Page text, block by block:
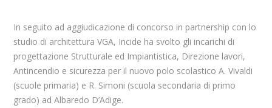
In seguito ad aggiudicazione di concorso in partnership con lo
studio di architettura VGA, Incide ha svolto gli incarichi di
progettazione Strutturale ed Impiantistica, Direzione lavori,
Antincendio e sicurezza per il nuovo polo scolastico A. Vivaldi
(scuole primaria) e R. Simoni (scuola secondaria di primo
grado) ad Albaredo D’Adige.